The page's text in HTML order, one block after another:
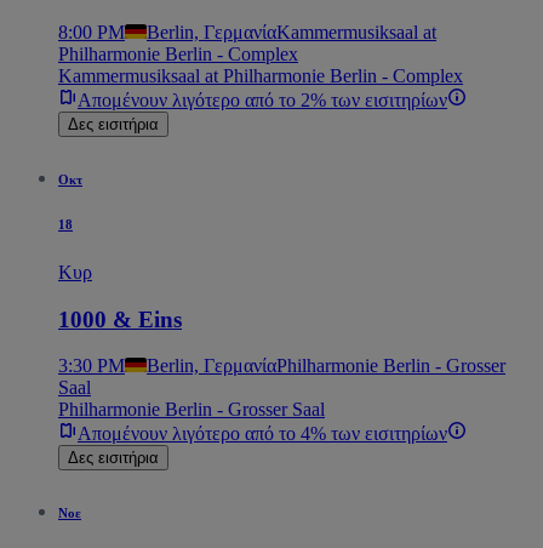
8:00 PM Berlin, ΓερμανίαKammermusiksaal at
Philharmonie Berlin - Complex
Kammermusiksaal at Philharmonie Berlin - Complex
Απομένουν λιγότερο από το 2% των εισιτηρίων
Δες εισιτήρια
Οκτ
18
Κυρ
1000 & Eins
3:30 PM Berlin, ΓερμανίαPhilharmonie Berlin - Grosser
Saal
Philharmonie Berlin - Grosser Saal
Απομένουν λιγότερο από το 4% των εισιτηρίων
Δες εισιτήρια
Νοε